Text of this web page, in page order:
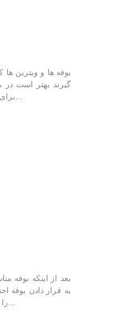
بوفه ها و ویترین
گیرند بهتر است در
بعد از اینکه بوفه
به قرار دادن بوفه